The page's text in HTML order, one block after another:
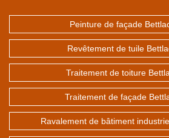
Peinture de façade
Revêtement de tuile
Traitement de toiture
Traitement de façade
Ravalement de bâtiment